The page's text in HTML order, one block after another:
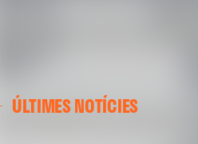
ÚLTIMES NOTÍCIES